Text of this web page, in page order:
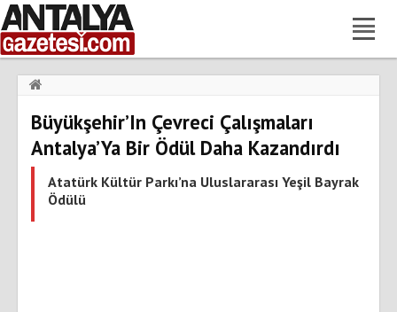
Büyükşehir’In Çevreci Çalışmaları Antalya’Ya Bir Ödül Daha
Kazandırdı
Büyükşehir’In Çevreci Çalışmaları
Antalya’Ya Bir Ödül Daha Kazandırdı
Atatürk Kültür Parkı’na Uluslararası Yeşil Bayrak
Ödülü